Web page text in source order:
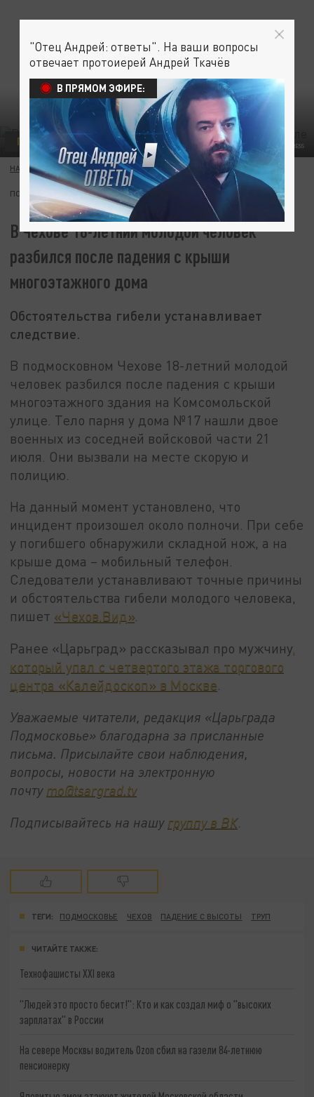
KONSTANTIN KOKOSHKIN/GLOBAL LOOK PRESS
ПРОИСШЕСТВИЯ
НАДЕЖДА ЖИВАЕВА 24 ИЮЛЯ 16:25
ПОДПИШИТЕСЬ:
В Чехове 18-летний молодой человек
разбился после падения с крыши
многоэтажного дома
Обстоятельства гибели устанавливает
следствие.
В подмосковном Чехове 18-летний молодой
человек разбился после падения с крыши
многоэтажного здания на Комсомольской
улице. Тело парня у дома №17 нашли двое
военных из соседней войсковой части 21
июля. Они вызвали на месте скорую и
полицию.
На данный момент установлено, что
инцидент произошел около полночи. При себе
у погибшего обнаружили складной нож, а на
крыше дома – мобильный телефон.
Следователи устанавливают точные причины
и обстоятельства гибели молодого человека,
пишет «Чехов.Вид»
Ранее «Царьград» рассказывал про мужчину,
который упал с четвертого этажа торгового
центра «Калейдоскоп» в Москве
Уважаемые читатели, редакция «Царьграда
Подмосковье» благодарна за присланные
письма. Присылайте свои наблюдения,
вопросы, новости на электронную
почту mo@tsargrad.tv
Подписывайтесь на нашу группу в ВК.
ТЕГИ: ПОДМОСКОВЬЕ ЧЕХОВ ПАДЕНИЕ С ВЫСОТЫ ТРУП
ЧИТАЙТЕ ТАКЖЕ:
Технофашисты XXI века
"Людей это просто бесит!": Кто и как создал миф о "высоких
зарплатах" в России
На севере Москвы водитель Ozon сбил на газели 84-летнюю
пенсионерку
"Отец Андрей: ответы". На ваши вопросы
отвечает протоиерей Андрей Ткачёв
В ПРЯМОМ ЭФИРЕ: